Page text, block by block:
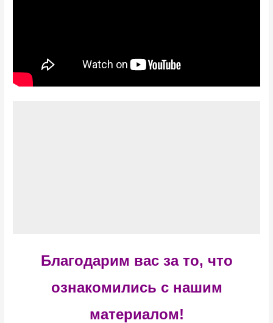
Благодарим вас за то, что
ознакомились с нашим
материалом!